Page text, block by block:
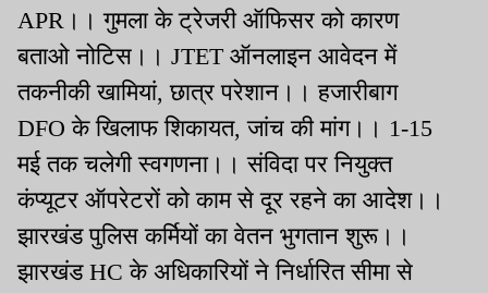
APR।। गुमला के ट्रेजरी ऑफिसर को कारण
बताओ नोटिस।। JTET ऑनलाइन आवेदन में
तकनीकी खामियां, छात्र परेशान।। हजारीबाग
DFO के खिलाफ शिकायत, जांच की मांग।। 1-15
मई तक चलेगी स्वगणना।। संविदा पर नियुक्त
कंप्यूटर ऑपरेटरों को काम से दूर रहने का आदेश।।
झारखंड पुलिस कर्मियों का वेतन भुगतान शुरू।।
झारखंड HC के अधिकारियों ने निर्धारित सीमा से